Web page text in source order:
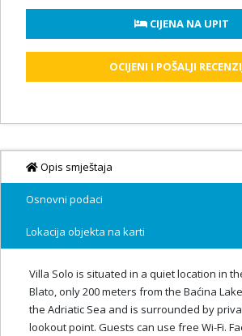
CIJENA NA UPIT
OCIJENI I POŠALJI
Opis smještaja
Osnovni podaci
Lokacija objekta na karti
Villa Solo is situated in a quiet location in
Blato, only 200 meters from the Baćina
the Adriatic Sea and is surrounded by
lookout point. Guests can use free Wi-Fi.